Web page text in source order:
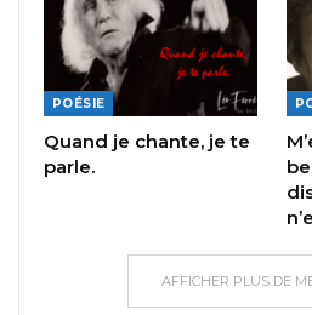
POÉSIE
Quand je chante, je te
parle.
AFFICHER PLUS DE